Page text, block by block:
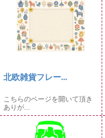
北欧雑貨フレー...
こちらのページを開いて頂き
ありが...